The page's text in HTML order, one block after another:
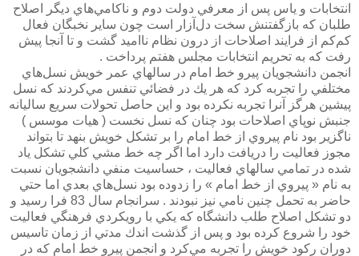
انتخابات و ياس پس از معرفي دولت دوم و ناكامي‌هاي ديگر اصلاح
طلبان كه بازگفتنش سخت دل‌آزار است چون ساير نخبگان فعال
كم‌كم از فرايند اصلاحات از درون نظام نااميد گشت و تا آنجا پيش
رفت كه به تحريم انتخابات مجلس هفتم پرداخت .
انجمن دانشجويان پيرو خط امام در سالهاي عمر خويش نسل‌هاي
مختلفي را تجربه كرد كه هر يك در فضائي تنفس مي‌كردند كه نسل
پيشين هرگز آنرا تجربه نكرده بود و اين حاصل تحولات سريع ساليانه
جنبش نوپاي اصلاحات بود چنان که نسل نخست ( هيات موسس )
ناگزير بود نام پيروي از خط امام را بر تشکل خويش بنهد تا بتواند
مجوز فعاليت را دريافت دارد اما اگر چه خط مشي کلي تشکل ياد
شده در تمامي سالهاي فعاليت ، حساسيت منفي دانشجويان نسبت
به نام « پيروي از خط امام » را زدوده بود نسل‌هاي بعدي اما حتي
حاضر به تحمل چنين نامي نيز نبودند . سرانجام سال 83 فرا رسيد و
دو تشكل اصلاح طلب دانشگاه كه يكي با رويكردي فرهنگي فعاليت
خود را شروع كرده بود و پس از گذشت اندك مدتي از زمان تاسيس
دوران ركود خويش را تجربه مي‌كرد و انجمن پيرو خط امام كه در